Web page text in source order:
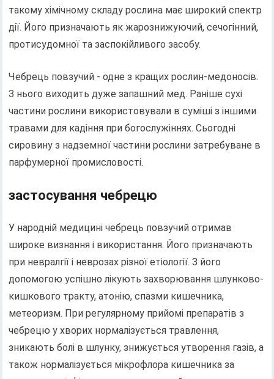
такому хімічному складу рослина має широкий спектр
дії. Його призначають як жарознижуючий, сечогінний,
протисудомної та заспокійливого засобу.
Чебрець повзучий - одне з кращих рослин-медоносів.
З нього виходить дуже запашний мед. Раніше сухі
частини рослини використовували в суміші з іншими
травами для кадіння при богослужіннях. Сьогодні
сировину з надземної частини рослини затребуване в
парфумерної промисловості.
застосування чебрецю
У народній медицині чебрець повзучий отримав
широке визнання і використання. Його призначають
при невралгії і неврозах різної етіології. З його
допомогою успішно лікують захворювання шлунково-
кишкового тракту, атонію, спазми кишечника,
метеоризм. При регулярному прийомі препаратів з
чебрецю у хворих нормалізується травлення,
зникають болі в шлунку, знижується утворення газів, а
також нормалізується мікрофлора кишечника за